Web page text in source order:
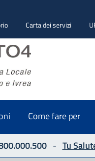
Carta dei servizi
Come fare per
- Tu